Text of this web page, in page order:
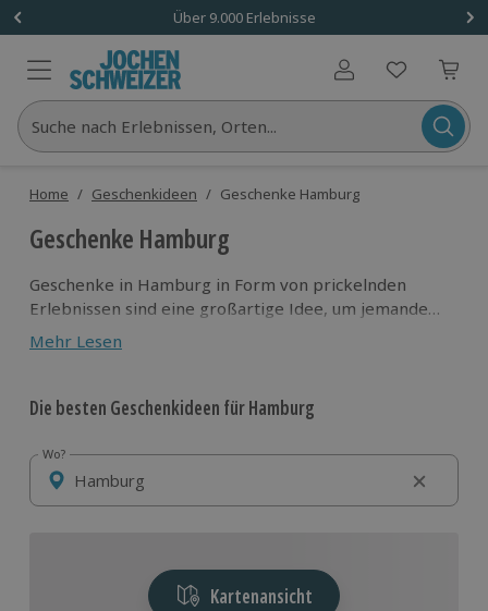
Über 9.000 Erlebnisse
Benutzerkonto
Suche nach Erlebnissen, Orten...
Home / Geschenkideen / Geschenke Hamburg
Geschenke Hamburg
Geschenke in Hamburg in Form von prickelnden
Erlebnissen sind eine großartige Idee, um jemandem
eine ganz besondere Freude zu machen. Egal, ob der
Beschenkte in Hamburg wohnt, die Stadt besucht
vielseitigen Geschenkideen sorgen für einen ganz
Norden! Ob romantisches Candle Light Dinner, Segeln
auf der Elbe oder spannendes Escape-Room-
Abenteuer – hier ist für jeden Geschmack etwas
Mehr Lesen
Die besten Geschenkideen für Hamburg
Wo?
Wo?
Kartenansicht